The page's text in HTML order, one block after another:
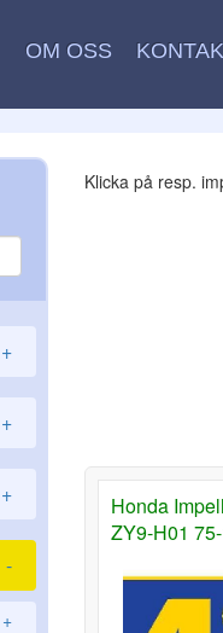
OM OSS
+
+
+
-
+
Klicka på resp.
Honda
ZY9-H01